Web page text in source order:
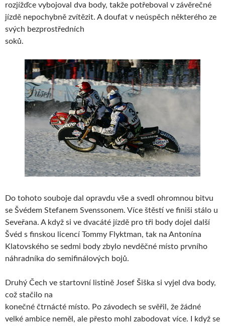
rozjížďce vybojoval dva body, takže potřeboval v závěrečné
jízdě nepochybně zvítězit. A doufat v neúspěch některého ze
svých bezprostředních
soků.
Do tohoto souboje dal opravdu vše a svedl ohromnou bitvu
se Švédem Stefanem Svenssonem. Více štěstí ve finiši stálo u
Seveřana. A když si ve dvacáté jízdě pro tři body dojel další
Švéd s finskou licencí Tommy Flyktman, tak na Antonína
Klatovského se sedmi body zbylo nevděčné místo prvního
náhradníka do semifinálových bojů.
Druhý Čech ve startovní listině Josef Šiška si vyjel dva body,
což stačilo na
konečné čtrnácté místo. Po závodech se svěřil, že žádné
velké ambice neměl, ale přesto mohl zabodovat více. I když se